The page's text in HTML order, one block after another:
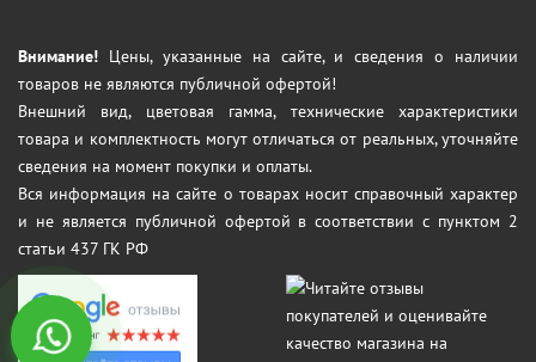
Внимание! Цены, указанные на сайте, и сведения о наличии
товаров не являются публичной офертой!
Внешний вид, цветовая гамма, технические характеристики
товара и комплектность могут отличаться от реальных, уточняйте
сведения на момент покупки и оплаты.
Вся информация на сайте о товарах носит справочный характер
и не является публичной офертой в соответствии с пунктом 2
статьи 437 ГК РФ